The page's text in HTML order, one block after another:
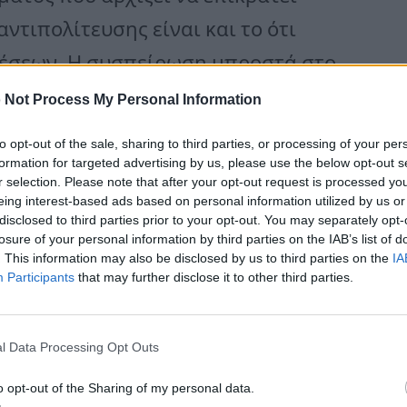
Not Process My Personal Information
opt-out of the sale, sharing to third parties, or processing of your
for targeted advertising by us, please use the below opt-out
selection. Please note that after your opt-out request is processed
interest-based ads based on personal information utilized by us
to third parties prior to your opt-out. You may separately
of your personal information by third parties on the IAB’s list of
This information may also be disclosed by us to third parties on the
Participants that may further disclose it to other third parties.
Data Processing Opt Outs
opt-out of the Sharing of my personal data.
είναι και το ότι
Η συσπείρωση μπροστά στο
ενάργεια σε όσα είπε ο Πάνος
άλλα κείμενα, ουσιαστικά είναι
διάλογο. Έχει παράδοση σε έναν
ο χώρος μας. Το 90-95% των
τέτοιου είδους πρωτοβουλίες
χαρακτήρα ρήξης.
αργκό, η οποία μας